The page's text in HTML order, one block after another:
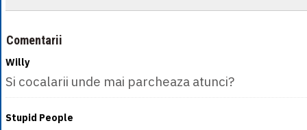
Comentarii
Willy
Si cocalarii unde mai parcheaza atunci?
Stupid People